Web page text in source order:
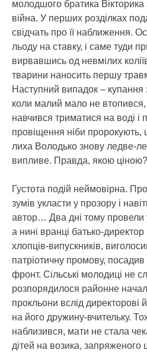
молодшого братика Вікторика
війна. У перших розділках
свідчать про її наближення.
льоду на ставку, і саме туди
вирвавшись од невмілих
тварини наносить першу
Наступний випадок – купання
коли малий мало не втопився,
навчився триматися на воді і
провіщення ніби пророкують,
лиха Володько знову ледве-
випливе. Правда, якою ціною?
Густота подій неймовірна.
зумів укласти у прозору і
автор… Два дні тому провели
а нині вранці батько-
хлопців-випускників,
патріотичну промову,
фронт. Сільські молодиці не
розпорядилося районне
прокльони вслід директорові
на його дружину-вчительку.
наблизився, мати не стала
дітей на возика, запряженого